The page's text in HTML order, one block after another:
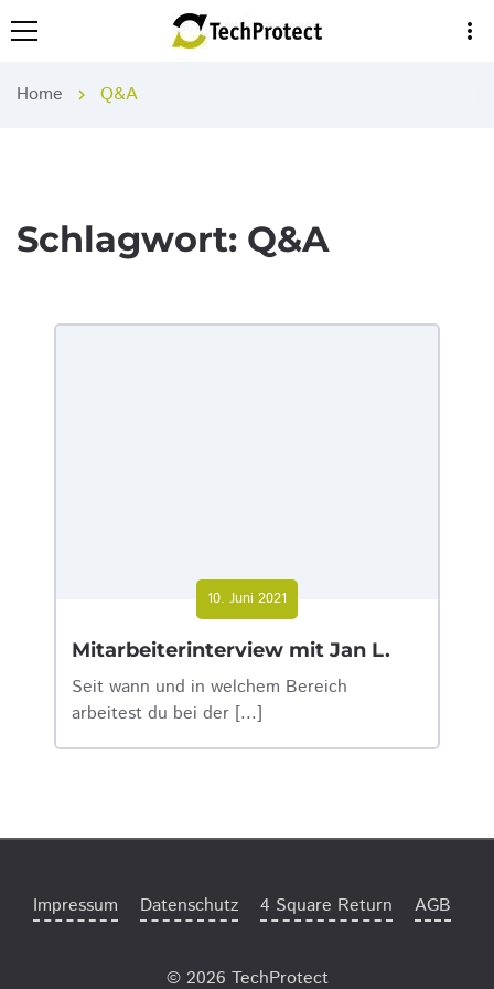
more_vert
Home chevron_right Q&A
Schlagwort: Q&A
10. Juni 2021
Mitarbeiterinterview mit Jan L.
Seit wann und in welchem Bereich
arbeitest du bei der [...]
Impressum Datenschutz 4 Square Return AGB
© 2026 TechProtect